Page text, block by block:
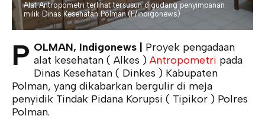
Alat Antropometri terlihat tersusun digudang penyimpanan
milik Dinas Kesehatan Polman.(F/indigonews)
P OLMAN, Indigonews |
Proyek pengadaan
alat kesehatan ( Alkes ) Antropometri pada
Dinas Kesehatan ( Dinkes ) Kabupaten
Polman, yang dikabarkan bergulir di meja
penyidik Tindak Pidana Korupsi ( Tipikor ) Polres
Polman.